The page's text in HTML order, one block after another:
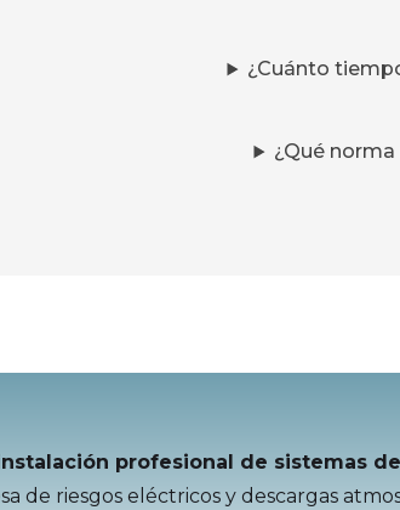
¿Cuánto
¿Qué
profesional de sistemas
de riesgos eléctricos y descargas